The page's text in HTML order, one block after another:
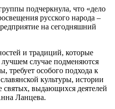
подчеркнула, что «дело
русского народа –
на сегодняшний
и традиций, которые
случае подменяются
требует особого подхода к
культуры, истории
святых, выдающихся деятелей
Ланцева.